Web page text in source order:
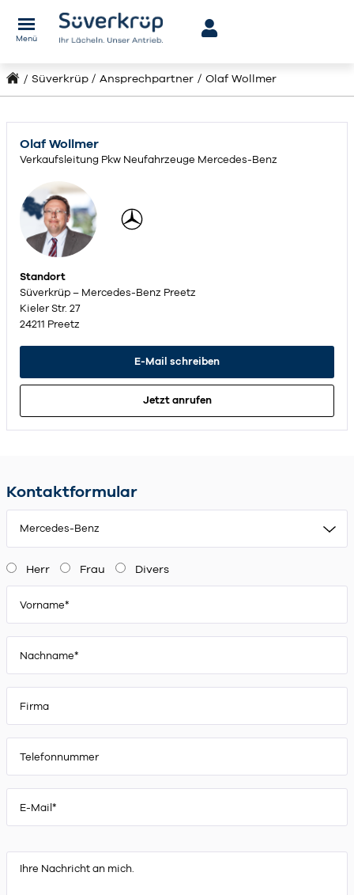
Menü
Süverkrüp Ansprechpartner Olaf Wollmer
Olaf Wollmer
Verkaufsleitung Pkw Neufahrzeuge Mercedes-Benz
Standort
Süverkrüp – Mercedes-Benz Preetz
Kieler Str. 27
24211 Preetz
E-Mail schreiben
Jetzt anrufen
Kontaktformular
Mercedes-Benz
Herr Frau Divers